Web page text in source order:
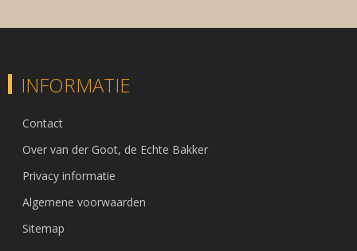
INFORMATIE
Contact
Over van der Goot, de Echte Bakker
Privacy informatie
Algemene voorwaarden
Sitemap